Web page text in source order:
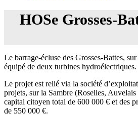
HOSe Grosses-
Le barrage-écluse des Grosses-Battes,
équipé de deux turbines hydroélectriques.
Le projet est relié via la société
projets, sur la Sambre (Roselies,
capital citoyen total de 600 000 € et des
de 550 000 €.